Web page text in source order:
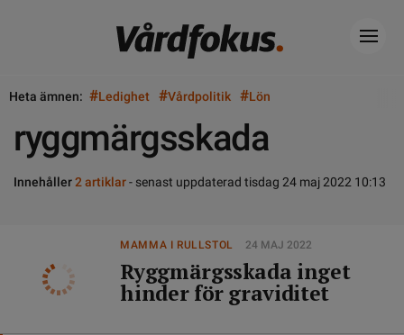
Heta ämnen: #Ledighet #Vårdpolitik #Lön
ryggmärgsskada
Innehåller2 artiklar- senast uppdaterad tisdag 24 maj 2022 10:13
MAMMA I RULLSTOL 24 MAJ 2022
Ryggmärgsskada inget
hinder för graviditet